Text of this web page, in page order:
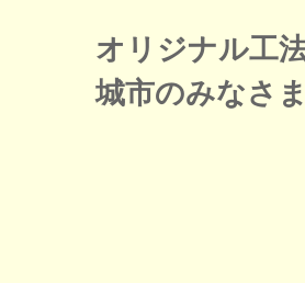
オリジナル工
城市のみなさ